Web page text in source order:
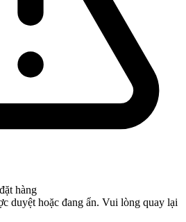
hàng
duyệt hoặc đang ẩn. Vui lòng quay lại